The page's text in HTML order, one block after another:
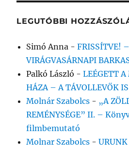
LEGUTÓBBI
Simó Anna -FRISSÍTVE! –
VIRÁGVASÁRNAPI
Palkó László -LEÉGETT
HÁZA – A TÁVOLLEVŐK
Molnár Szabolcs - „A
REMÉNYSÉGE” II. –
filmbemutató
Molnar Szabolcs -